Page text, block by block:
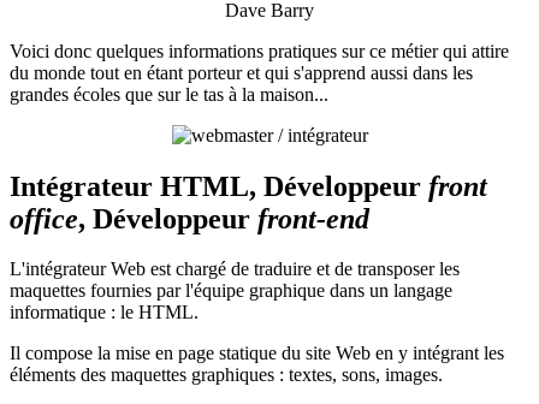
Dave Barry
Voici donc quelques informations pratiques sur ce métier qui attire
du monde tout en étant porteur et qui s'apprend aussi dans les
grandes écoles que sur le tas à la maison...
Intégrateur HTML, Développeur front
office, Développeur front-end
L'intégrateur Web est chargé de traduire et de transposer les
maquettes fournies par l'équipe graphique dans un langage
informatique : le HTML.
Il compose la mise en page statique du site Web en y intégrant les
éléments des maquettes graphiques : textes, sons, images.